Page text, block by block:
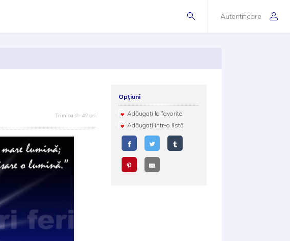
Autentificare
Trimisa de 49 ori
Opțiuni
Adăugați la favorite
Adăugați într-o listă